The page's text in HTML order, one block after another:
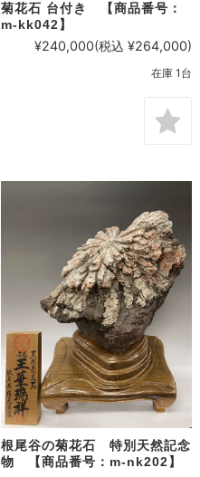
菊花石 台付き 【商品番号：
m-kk042】
¥240,000(税込 ¥264,000)
在庫 1台
根尾谷の菊花石 特別天然記念
物 【商品番号：m-nk202】